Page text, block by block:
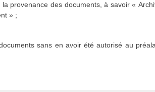
provenance des documents, à savoir «
» ;
sans en avoir été autorisé au